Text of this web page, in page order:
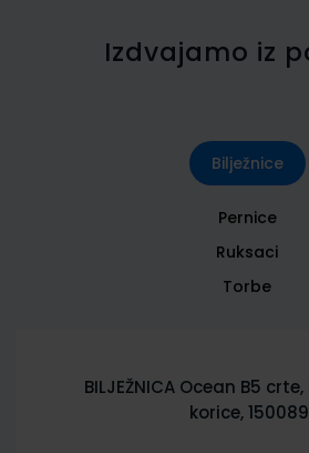
Izdvajamo iz
Bilježnice
Pernice
Ruksaci
Torbe
BILJEŽNICA City Sketch
pvc korice